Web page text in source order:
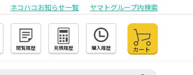
ネコハコお知らせ一覧 ヤマトグループ内検索
閲覧履歴 見積履歴 購入履歴 カート